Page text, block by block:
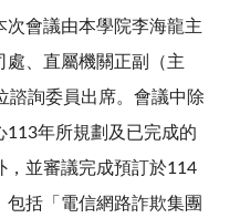
會議由本學院李海龍主
處、直屬機關正副（主
諮詢委員出席。會議中除
113年所規劃及已完成的
，並審議完成預訂於114
括「電信網路詐欺集團